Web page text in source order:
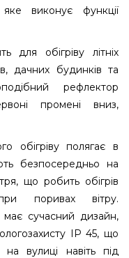
виконує функції
для обігріву літніх
дачних будинків та
рефлектор
промені вниз,
обігріву полягає в
безпосередньо на
що робить обігрів
поривах вітру.
має сучасний дизайн,
IP 45, що
вулиці навіть під